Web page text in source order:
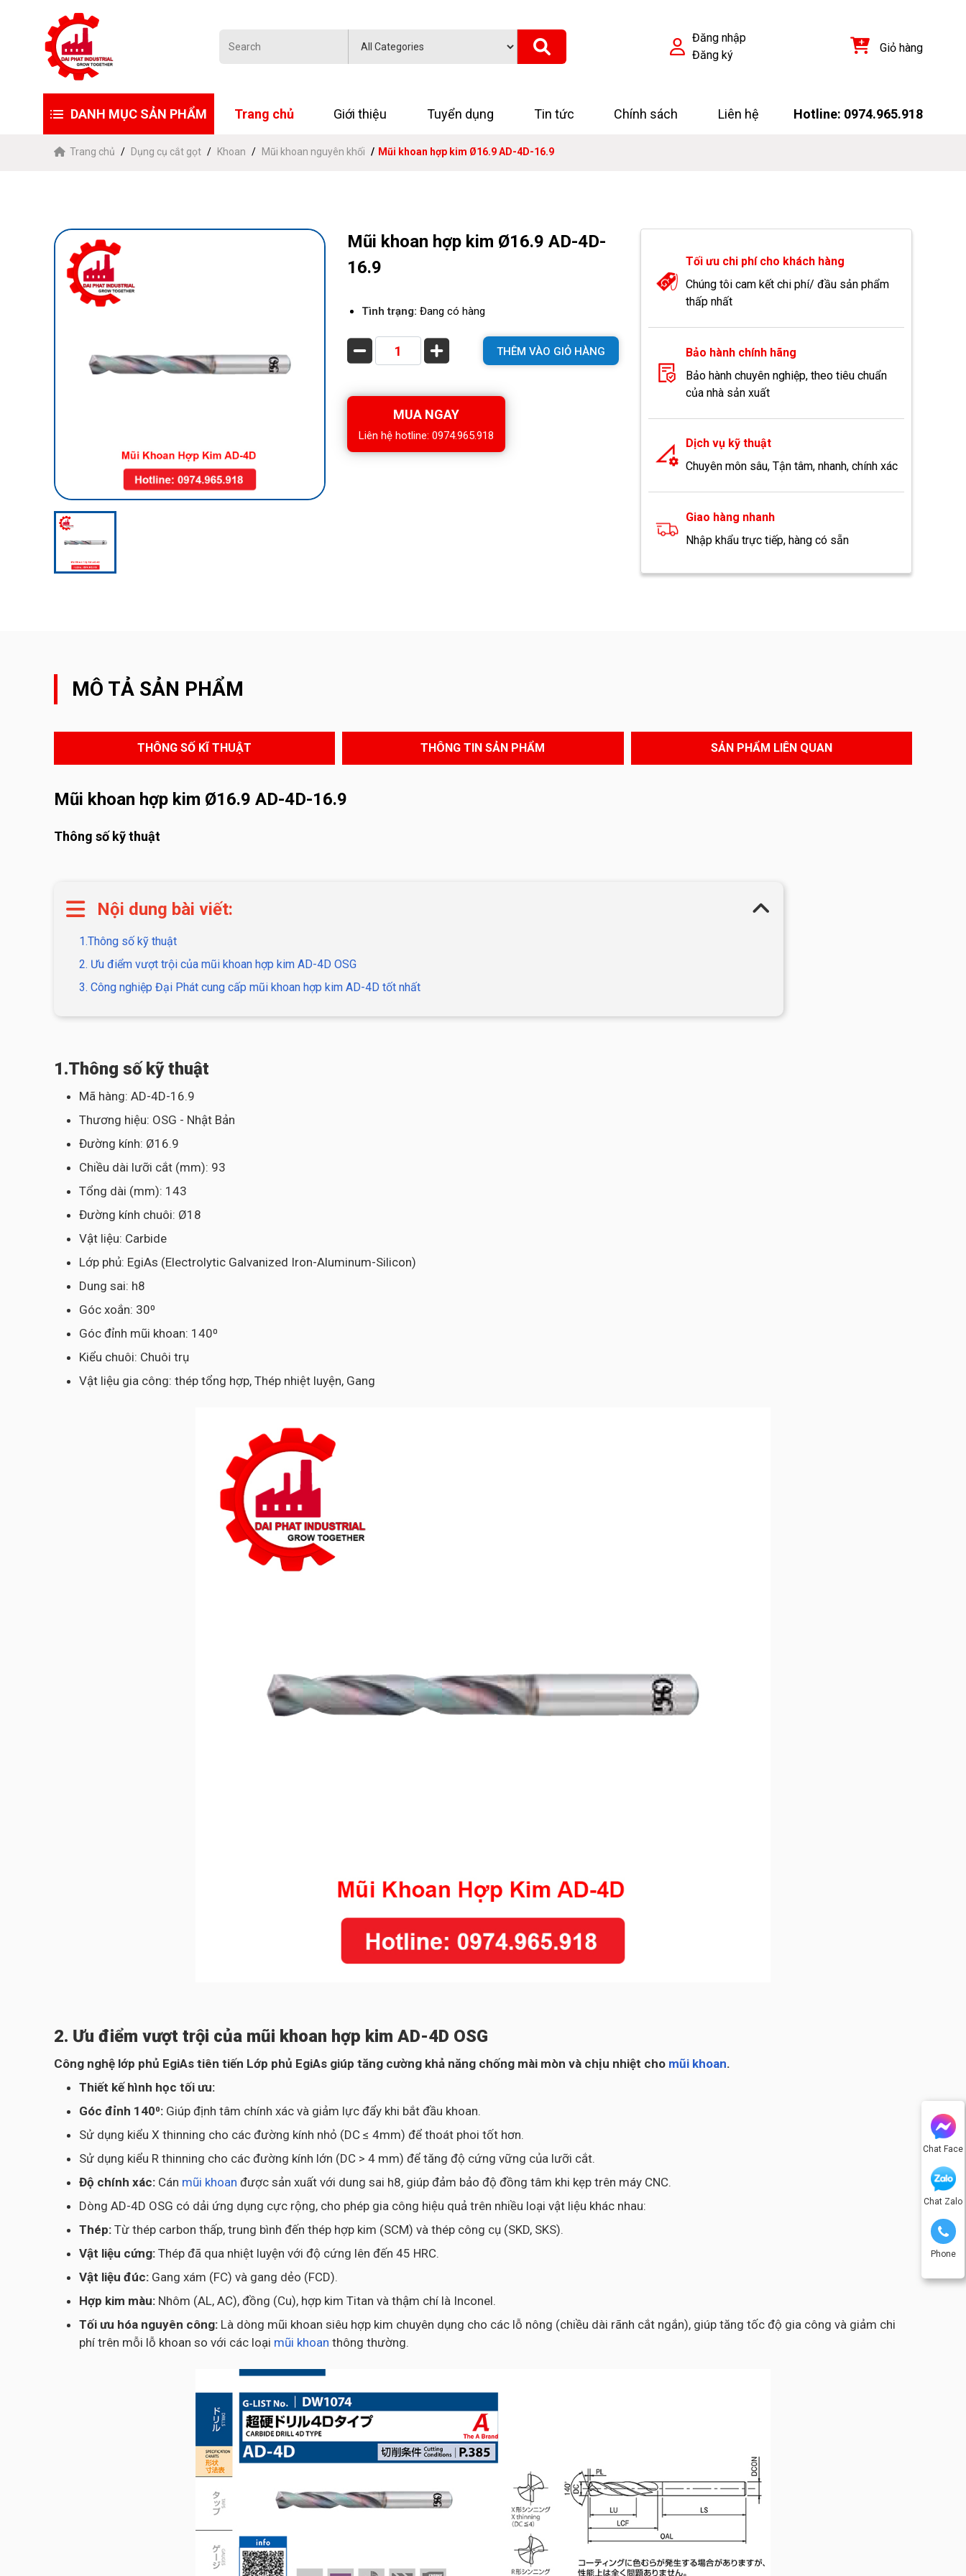
Đăng nhập
Đăng ký
Giỏ hàng
DANH MỤC SẢN PHẨM Trang chủ Giới thiệu Tuyển dụng Tin tức Chính sách Liên hệ Hotline: 0974.965.918
Chat Face
Chat Zalo
Phone
Trang chủ Dụng cụ cắt gọt Khoan Mũi khoan nguyên khối Mũi khoan hợp kim Ø16.9 AD-4D-16.9
Mũi khoan hợp kim Ø16.9 AD-4D-
16.9
Tình trạng: Đang có hàng
THÊM VÀO GIỎ HÀNG
MUA NGAY
Liên hệ hotline: 0974.965.918
Tối ưu chi phí cho khách hàng
Chúng tôi cam kết chi phí/ đầu sản phẩm
thấp nhất
Bảo hành chính hãng
Bảo hành chuyên nghiệp, theo tiêu chuẩn
của nhà sản xuất
Dịch vụ kỹ thuật
Chuyên môn sâu, Tận tâm, nhanh, chính xác
Giao hàng nhanh
Nhập khẩu trực tiếp, hàng có sẵn
MÔ TẢ SẢN PHẨM
THÔNG SỐ KĨ THUẬT THÔNG TIN SẢN PHẨM SẢN PHẨM LIÊN QUAN
Mũi khoan hợp kim Ø16.9 AD-4D-16.9
Thông số kỹ thuật
Nội dung bài viết:
1.Thông số kỹ thuật
2. Ưu điểm vượt trội của mũi khoan hợp kim AD-4D OSG
3. Công nghiệp Đại Phát cung cấp mũi khoan hợp kim AD-4D tốt nhất
1.Thông số kỹ thuật
Mã hàng: AD-4D-16.9
Thương hiệu: OSG - Nhật Bản
Đường kính: Ø16.9
Chiều dài lưỡi cắt (mm): 93
Tổng dài (mm): 143
Đường kính chuôi: Ø18
Vật liệu: Carbide
Lớp phủ: EgiAs (Electrolytic Galvanized Iron-Aluminum-Silicon)
Dung sai: h8
Góc xoắn: 30⁰
Góc đỉnh mũi khoan: 140⁰
Kiểu chuôi: Chuôi trụ
Vật liệu gia công: thép tổng hợp, Thép nhiệt luyện, Gang
2. Ưu điểm vượt trội của mũi khoan hợp kim AD-4D OSG
Công nghệ lớp phủ EgiAs tiên tiến Lớp phủ EgiAs giúp tăng cường khả năng chống mài mòn và chịu nhiệt cho mũi khoan.
Thiết kế hình học tối ưu:
Góc đỉnh 140⁰: Giúp định tâm chính xác và giảm lực đẩy khi bắt đầu khoan.
Sử dụng kiểu X thinning cho các đường kính nhỏ (DC ≤ 4mm) để thoát phoi tốt hơn.
Sử dụng kiểu R thinning cho các đường kính lớn (DC > 4 mm) để tăng độ cứng vững của lưỡi cắt.
Độ chính xác: Cán mũi khoan được sản xuất với dung sai h8, giúp đảm bảo độ đồng tâm khi kẹp trên máy CNC.
Dòng AD-4D OSG có dải ứng dụng cực rộng, cho phép gia công hiệu quả trên nhiều loại vật liệu khác nhau:
Thép: Từ thép carbon thấp, trung bình đến thép hợp kim (SCM) và thép công cụ (SKD, SKS).
Vật liệu cứng: Thép đã qua nhiệt luyện với độ cứng lên đến 45 HRC.
Vật liệu đúc: Gang xám (FC) và gang dẻo (FCD).
Hợp kim màu: Nhôm (AL, AC), đồng (Cu), hợp kim Titan và thậm chí là Inconel.
Tối ưu hóa nguyên công: Là dòng mũi khoan siêu hợp kim chuyên dụng cho các lỗ nông (chiều dài rãnh cắt ngắn), giúp tăng tốc độ gia công và giảm chi
phí trên mỗi lỗ khoan so với các loại mũi khoan thông thường.